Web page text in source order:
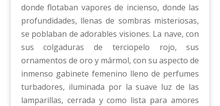
donde flotaban vapores de incienso, donde las
profundidades, llenas de sombras misteriosas,
se poblaban de adorables visiones. La nave, con
sus colgaduras de terciopelo rojo, sus
ornamentos de oro y mármol, con su aspecto de
inmenso gabinete femenino lleno de perfumes
turbadores, iluminada por la suave luz de las
lamparillas, cerrada y como lista para amores